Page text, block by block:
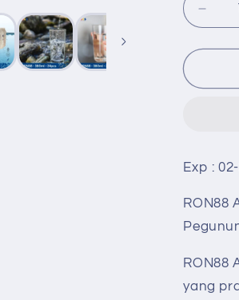
untuk
Air
pcs)
Air
Exp :
RON88
RON88
yang